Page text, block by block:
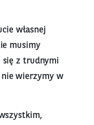
własnej
musimy
się z trudnymi
nie wierzymy w